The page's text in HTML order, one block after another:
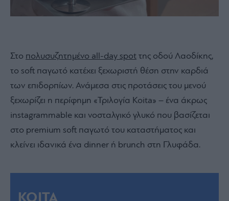
Στο πολυσυζητημένο all-day spot της οδού Λαοδίκης,
το soft παγωτό κατέχει ξεχωριστή θέση στην καρδιά
των επιδορπίων. Ανάμεσα στις προτάσεις του μενού
ξεχωρίζει η περίφημη «Τριλογία Koita» – ένα άκρως
instagrammable και νοσταλγικό γλυκό που βασίζεται
στο premium soft παγωτό του καταστήματος και
κλείνει ιδανικά ένα dinner ή brunch στη Γλυφάδα.